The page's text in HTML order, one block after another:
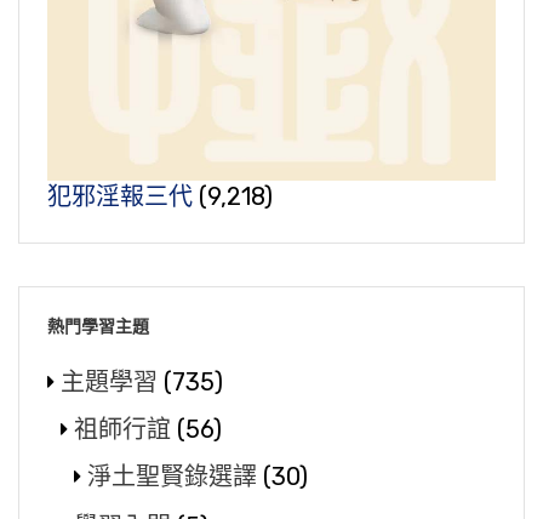
犯邪淫報三代 (9,218)
熱門學習主題
主題學習 (735)
祖師行誼 (56)
淨土聖賢錄選譯 (30)